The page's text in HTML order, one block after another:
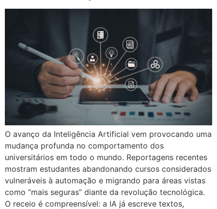
O avanço da Inteligência Artificial vem provocando uma
mudança profunda no comportamento dos
universitários em todo o mundo. Reportagens recentes
mostram estudantes abandonando cursos considerados
vulneráveis à automação e migrando para áreas vistas
como “mais seguras” diante da revolução tecnológica.
O receio é compreensível: a IA já escreve textos,